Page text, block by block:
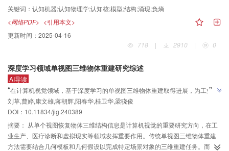
的模型、结构和方法论。本文用分析、归纳和演绎的方法综述认知机器模型和
结构的起源、演进与发展趋势。首先，从20世纪初计算机器的发明和DNA双螺
旋结构模型的发现谈起，阐述了“图灵机模型 + 冯·诺依曼结构”划时代意义的科
学研究成果的形成，这一模型和结构催生了通用计算机器的发明，并对计算机
科学与技术等新学科的形成起到奠基作用；此后，图灵的天问“机器能思维吗”及
习模型 + 卷积神经网络结构”以及 “大语言模型 + 转换器结构”等的里程碑式进展
和存在的问题；在最新进展部分综述当前国内外有代表性的3位科学家提出的模
型和结构：“世界模型”、“空间智能”和“四要素说”，特别是以“四要素说”为基础的
认知物理学，为人的认知和机器认知提供了统一的理论框架，构成了机器认知
的4种基本模式——认知螺旋模型和OOXA结构链，讨论了认知核、洋葱模型和
负熵概念，以驾驶脑认知为案例进行具身智能的实验验证；最后，展望了本领
域未来研究和发展趋势。模型定义了机器认知的约束边界，结构决定认知机器
的涌现性，通过模型 + 结构的研究方法和评价，为探索“人和机器认知的机制”和
关键词： 认知机器;认知物理学;认知核;模型;结构;涌现;负熵
<网络PDF> <引用本文>
更新时间： 2025-04-16
718
| 2910 | 0
深度学习领域单视图三维物体重建研究综述
AI导读
“在计算机视觉领域，基于深度学习的单视图三维物体重建取得进展，为工业生
产、医疗诊断等提供解决方案。”
”
刘草,曹婷,康文雄,蒋朝辉,阳春华,桂卫华,梁骁俊
DOI：10.11834/jig.240389
摘要： 从单个视图恢复物体三维结构信息是计算机视觉的重要研究方向，在工
业生产、医疗诊断和虚拟现实等领域发挥重要作用。传统单视图三维物体重建
方法需要结合几何模板和几何假设以完成特定场景对象的三维重建任务。而当